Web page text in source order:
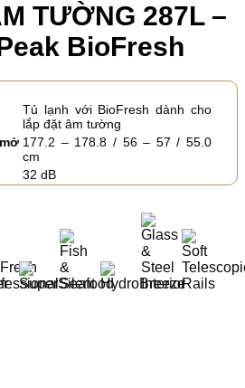
TƯỜNG 287L –
BioFresh
Tủ lạnh với BioFresh dành cho
lắp đặt âm tường
177.2 – 178.8 / 56 – 57 / 55.0
cm
32 dB